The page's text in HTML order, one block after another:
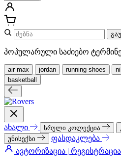
პოპულარული საძიებო
air max jordan running shoes
basketball
ახალი სრული კოლექცია
უნისექსი
ფასდაკლება
ავტორიზაცია | რეგისტრაცია